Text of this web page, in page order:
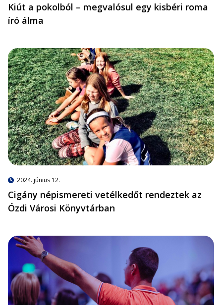
Kiút a pokolból – megvalósul egy kisbéri roma
író álma
2024. június 12.
Cigány népismereti vetélkedőt rendeztek az
Ózdi Városi Könyvtárban